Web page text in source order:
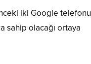
iki Google telefonu
sahip olacağı ortaya